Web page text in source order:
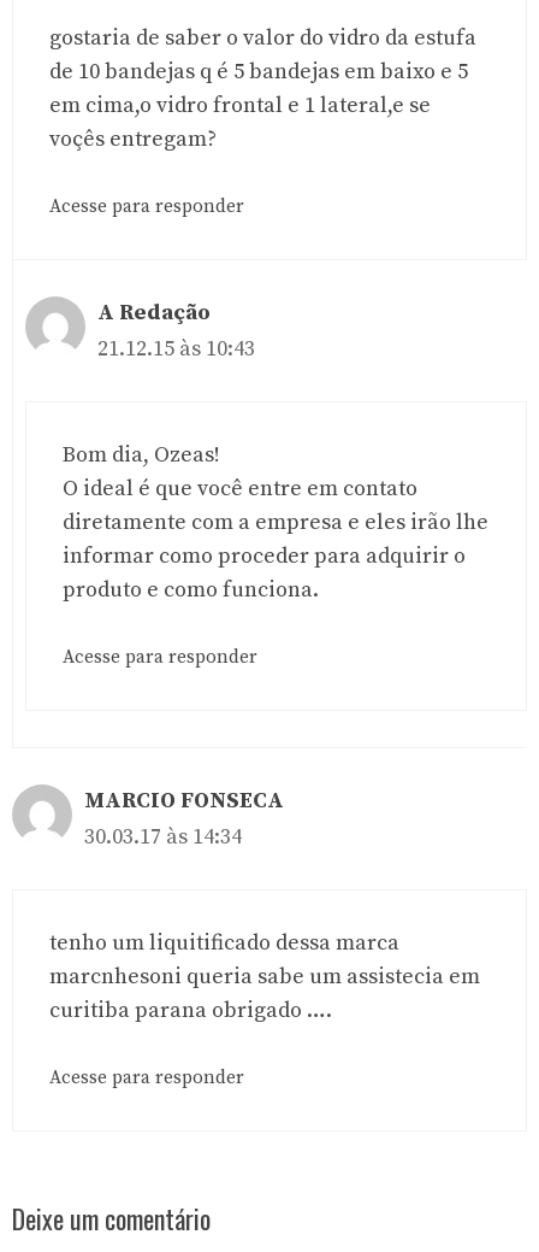
gostaria de saber o valor do vidro da estufa
de 10 bandejas q é 5 bandejas em baixo e 5
em cima,o vidro frontal e 1 lateral,e se
voçês entregam?
Acesse para responder
A Redação
21.12.15 às 10:43
Bom dia, Ozeas!
O ideal é que você entre em contato
diretamente com a empresa e eles irão lhe
informar como proceder para adquirir o
produto e como funciona.
Acesse para responder
MARCIO FONSECA
30.03.17 às 14:34
tenho um liquitificado dessa marca
marcnhesoni queria sabe um assistecia em
curitiba parana obrigado ….
Acesse para responder
Deixe um comentário